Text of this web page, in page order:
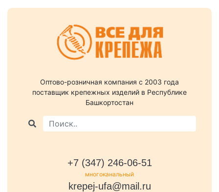
Оптово-розничная компания c 2003 года
поставщик крепежных изделий в Республике
Башкортостан
+7 (347) 246-06-51
многоканальный
krepej-ufa@mail.ru